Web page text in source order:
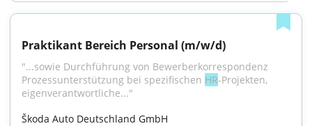
Praktikant Bereich Personal (m/w/d)
"...sowie Durchführung von Bewerberkorrespondenz
Prozessunterstützung bei spezifischen HR-Projekten,
eigenverantwortliche..."
Škoda Auto Deutschland GmbH